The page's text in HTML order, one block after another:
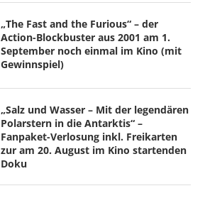
„The Fast and the Furious“ – der
Action-Blockbuster aus 2001 am 1.
September noch einmal im Kino (mit
Gewinnspiel)
„Salz und Wasser – Mit der legendären
Polarstern in die Antarktis“ –
Fanpaket-Verlosung inkl. Freikarten
zur am 20. August im Kino startenden
Doku